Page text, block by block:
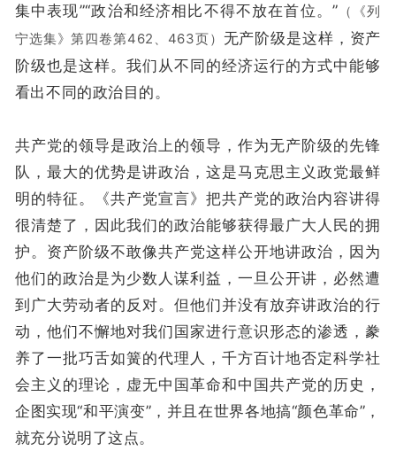
集中表现”“政治和经济相比不得不放在首位。” （《列
宁选集》第四卷第462、463页） 无产阶级是这样，资产
阶级也是这样。我们从不同的经济运行的方式中能够
看出不同的政治目的。
共产党的领导是政治上的领导，作为无产阶级的先锋
队，最大的优势是讲政治，这是马克思主义政党最鲜
明的特征。《共产党宣言》把共产党的政治内容讲得
很清楚了，因此我们的政治能够获得最广大人民的拥
护。资产阶级不敢像共产党这样公开地讲政治，因为
他们的政治是为少数人谋利益，一旦公开讲，必然遭
到广大劳动者的反对。但他们并没有放弃讲政治的行
动，他们不懈地对我们国家进行意识形态的渗透，豢
养了一批巧舌如簧的代理人，千方百计地否定科学社
会主义的理论，虚无中国革命和中国共产党的历史，
企图实现“和平演变”，并且在世界各地搞“颜色革命”，
就充分说明了这点。